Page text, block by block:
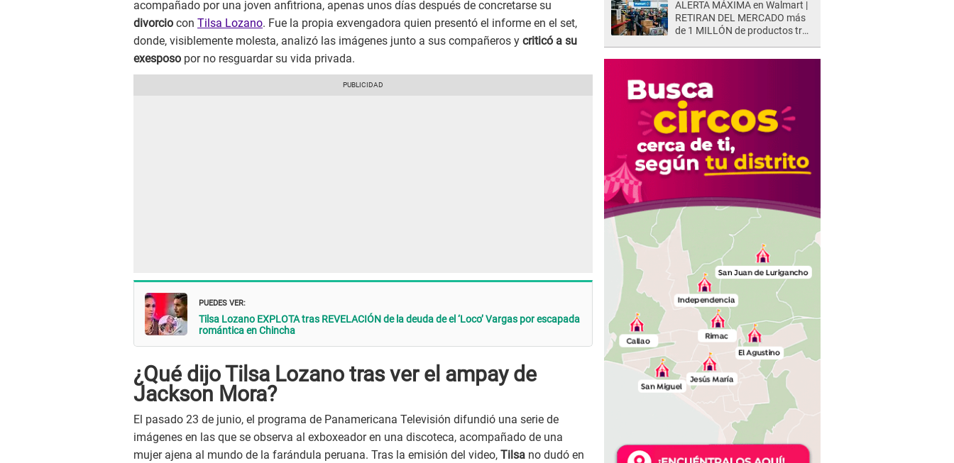
acompañado por una joven anfitriona, apenas unos días después de concretarse su
divorcio con Tilsa Lozano. Fue la propia exvengadora quien presentó el informe en el set,
donde, visiblemente molesta, analizó las imágenes junto a sus compañeros y criticó a su
exesposo por no resguardar su vida privada.
PUEDES VER:
Tilsa Lozano EXPLOTA tras REVELACIÓN de la deuda de el ‘Loco’ Vargas por escapada
romántica en Chincha
¿Qué dijo Tilsa Lozano tras ver el ampay de
Jackson Mora?
El pasado 23 de junio, el programa de Panamericana Televisión difundió una serie de
imágenes en las que se observa al exboxeador en una discoteca, acompañado de una
mujer ajena al mundo de la farándula peruana. Tras la emisión del video, Tilsa no dudó en
ALERTA MÁXIMA en Walmart |
RETIRAN DEL MERCADO más
de 1 MILLÓN de productos tras